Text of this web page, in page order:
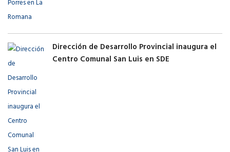
Dirección de Desarrollo Provincial inaugura el
Centro Comunal San Luis en SDE